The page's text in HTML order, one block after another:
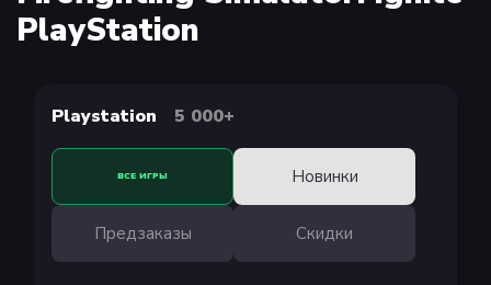
PlayStation
Playstation 5 000+
ВСЕ ИГРЫ Новинки
Предзаказы Скидки